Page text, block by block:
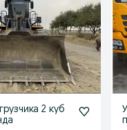
2 куб